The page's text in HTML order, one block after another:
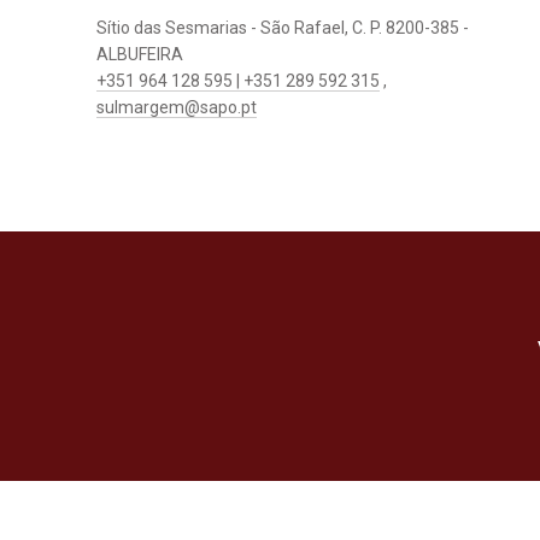
Sítio das Sesmarias - São Rafael, C. P. 8200-385 -
ALBUFEIRA
+351 964 128 595 | +351 289 592 315 ,
sulmargem@sapo.pt